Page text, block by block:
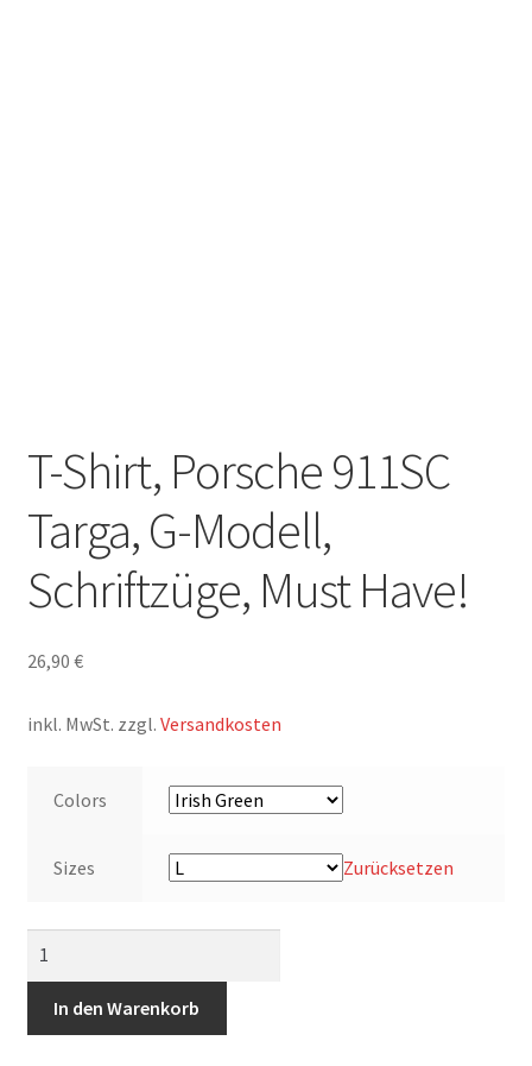
T-Shirt, Porsche 911SC
Targa, G-Modell,
Schriftzüge, Must Have!
26,90 €
inkl. MwSt. zzgl. Versandkosten
Colors
Sizes Zurücksetzen
Porsche
911SC
In den Warenkorb